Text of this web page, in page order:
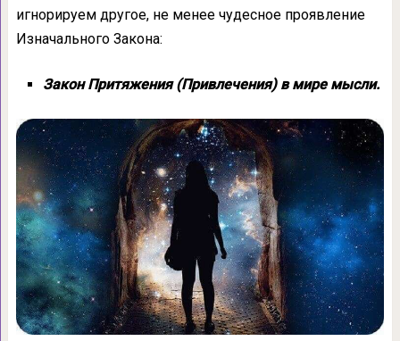
игнорируем другое, не менее чудесное проявление
Изначального Закона:
Закон Притяжения (Привлечения) в мире мысли.